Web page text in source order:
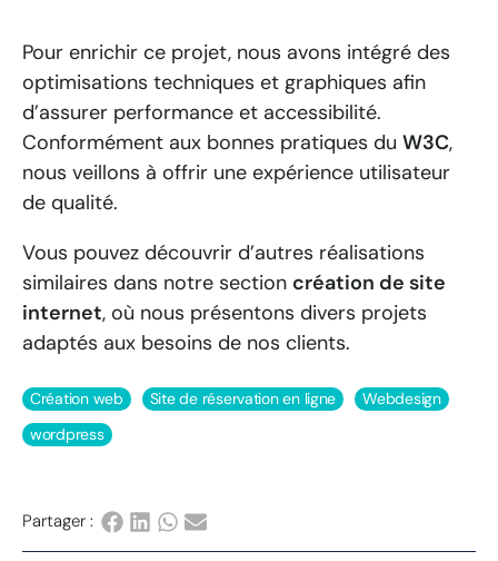
Pour enrichir ce projet, nous avons intégré des
optimisations techniques et graphiques afin
d’assurer performance et accessibilité.
Conformément aux bonnes pratiques du W3C,
nous veillons à offrir une expérience utilisateur
de qualité.
Vous pouvez découvrir d’autres réalisations
similaires dans notre section création de site
internet, où nous présentons divers projets
adaptés aux besoins de nos clients.
Création web Site de réservation en ligne
Webdesign
wordpress
Partager :